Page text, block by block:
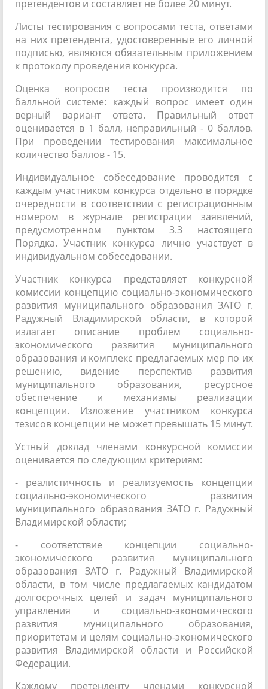
претендентов и составляет не более 20 минут.
Листы тестирования с вопросами теста, ответами
на них претендента, удостоверенные его личной
подписью, являются обязательным приложением
к протоколу проведения конкурса.
Оценка вопросов теста производится по
балльной системе: каждый вопрос имеет один
верный вариант ответа. Правильный ответ
оценивается в 1 балл, неправильный - 0 баллов.
При проведении тестирования максимальное
количество баллов - 15.
Индивидуальное собеседование проводится с
каждым участником конкурса отдельно в порядке
очередности в соответствии с регистрационным
номером в журнале регистрации заявлений,
предусмотренном пунктом 3.3 настоящего
Порядка. Участник конкурса лично участвует в
индивидуальном собеседовании.
Участник конкурса представляет конкурсной
комиссии концепцию социально-экономического
развития муниципального образования ЗАТО г.
Радужный Владимирской области, в которой
излагает описание проблем социально-
экономического развития муниципального
образования и комплекс предлагаемых мер по их
решению, видение перспектив развития
муниципального образования, ресурсное
обеспечение и механизмы реализации
концепции. Изложение участником конкурса
тезисов концепции не может превышать 15 минут.
Устный доклад членами конкурсной комиссии
оценивается по следующим критериям:
- реалистичность и реализуемость концепции
социально-экономического развития
муниципального образования ЗАТО г. Радужный
Владимирской области;
- соответствие концепции социально-
экономического развития муниципального
образования ЗАТО г. Радужный Владимирской
области, в том числе предлагаемых кандидатом
долгосрочных целей и задач муниципального
управления и социально-экономического
развития муниципального образования,
приоритетам и целям социально-экономического
развития Владимирской области и Российской
Федерации.
Каждому претенденту членами конкурсной